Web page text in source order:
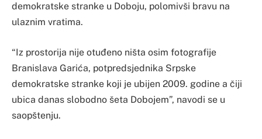
demokratske stranke u Doboju, polomivši bravu na
ulaznim vratima.
“Iz prostorija nije otuđeno ništa osim fotografije
Branislava Garića, potpredsjednika Srpske
demokratske stranke koji je ubijen 2009. godine a čiji
ubica danas slobodno šeta Dobojem”, navodi se u
saopštenju.